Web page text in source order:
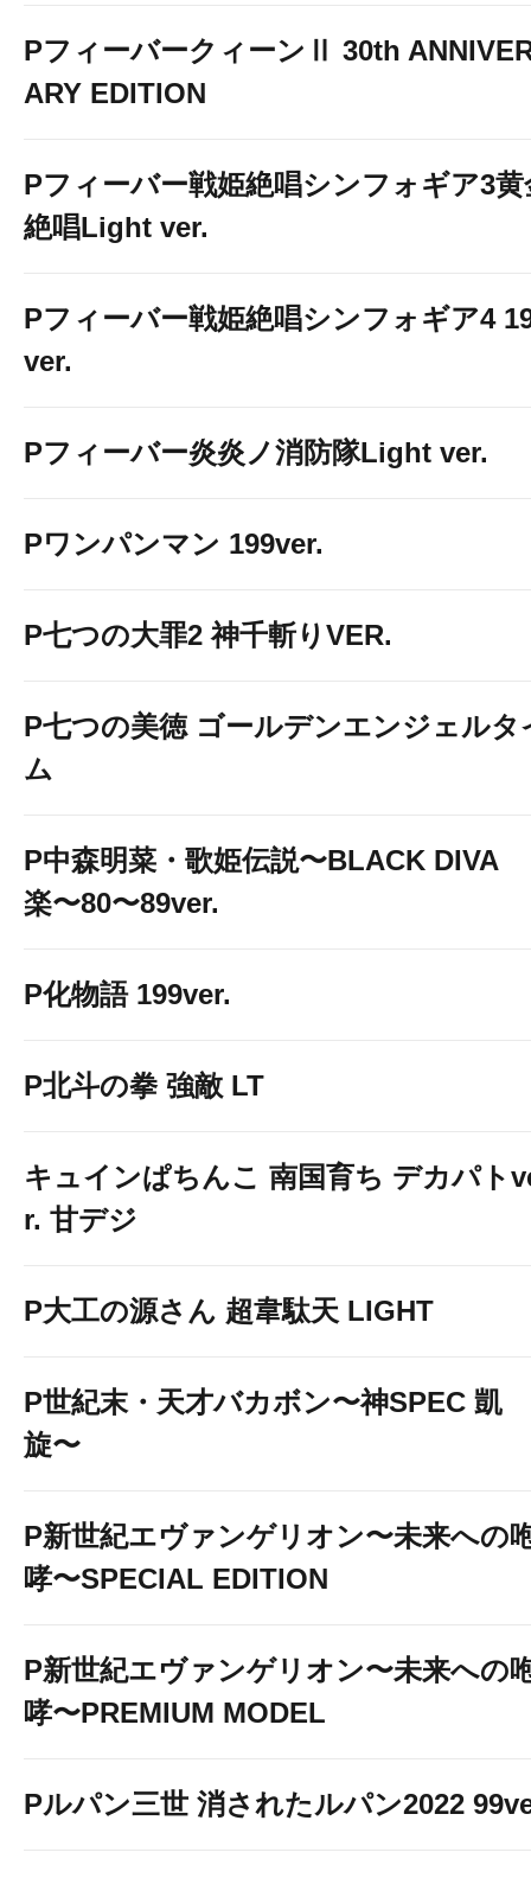
PフィーバークィーンⅡ 30th
ARY EDITION
Pフィーバー戦姫絶唱シンフォギア3黄
絶唱Light ver.
Pフィーバー戦姫絶唱シンフォギア4
ver.
Pフィーバー炎炎ノ消防隊Light ver.
Pワンパンマン 199ver.
P七つの大罪2 神千斬りVER.
P七つの美徳 ゴールデンエンジェルタ
ム
P中森明菜・歌姫伝説〜BLACK DIVA
楽〜80〜89ver.
P化物語 199ver.
P北斗の拳 強敵 LT
キュインぱちんこ 南国育ち デカパト
r. 甘デジ
P大工の源さん 超韋駄天 LIGHT
P世紀末・天才バカボン〜神SPEC 凱
旋〜
P新世紀エヴァンゲリオン〜未来への
哮〜SPECIAL EDITION
P新世紀エヴァンゲリオン〜未来への
哮〜PREMIUM MODEL
Pルパン三世 消されたルパン2022